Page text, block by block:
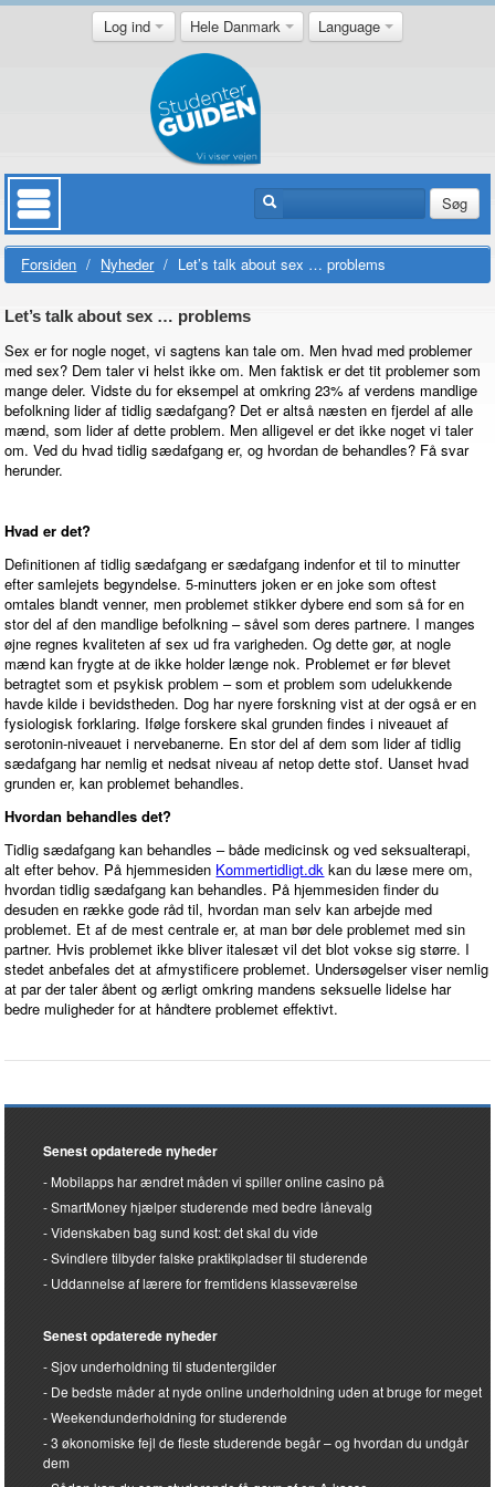
Log ind Hele Danmark Language
Søg
Forsiden / Nyheder / Let’s talk about sex … problems
Let’s talk about sex … problems
Sex er for nogle noget, vi sagtens kan tale om. Men hvad med problemer
med sex? Dem taler vi helst ikke om. Men faktisk er det tit problemer som
mange deler. Vidste du for eksempel at omkring 23% af verdens mandlige
befolkning lider af tidlig sædafgang? Det er altså næsten en fjerdel af alle
mænd, som lider af dette problem. Men alligevel er det ikke noget vi taler
om. Ved du hvad tidlig sædafgang er, og hvordan de behandles? Få svar
herunder.
Hvad er det?
Definitionen af tidlig sædafgang er sædafgang indenfor et til to minutter
efter samlejets begyndelse. 5-minutters joken er en joke som oftest
omtales blandt venner, men problemet stikker dybere end som så for en
stor del af den mandlige befolkning – såvel som deres partnere. I manges
øjne regnes kvaliteten af sex ud fra varigheden. Og dette gør, at nogle
mænd kan frygte at de ikke holder længe nok. Problemet er før blevet
betragtet som et psykisk problem – som et problem som udelukkende
havde kilde i bevidstheden. Dog har nyere forskning vist at der også er en
fysiologisk forklaring. Ifølge forskere skal grunden findes i niveauet af
serotonin-niveauet i nervebanerne. En stor del af dem som lider af tidlig
sædafgang har nemlig et nedsat niveau af netop dette stof. Uanset hvad
grunden er, kan problemet behandles.
Hvordan behandles det?
Tidlig sædafgang kan behandles – både medicinsk og ved seksualterapi,
alt efter behov. På hjemmesiden Kommertidligt.dk kan du læse mere om,
hvordan tidlig sædafgang kan behandles. På hjemmesiden finder du
desuden en række gode råd til, hvordan man selv kan arbejde med
problemet. Et af de mest centrale er, at man bør dele problemet med sin
partner. Hvis problemet ikke bliver italesæt vil det blot vokse sig større. I
stedet anbefales det at afmystificere problemet. Undersøgelser viser nemlig
at par der taler åbent og ærligt omkring mandens seksuelle lidelse har
bedre muligheder for at håndtere problemet effektivt.
Senest opdaterede nyheder
Mobilapps har ændret måden vi spiller online casino på
SmartMoney hjælper studerende med bedre lånevalg
Videnskaben bag sund kost: det skal du vide
Svindlere tilbyder falske praktikpladser til studerende
Uddannelse af lærere for fremtidens klasseværelse
Senest opdaterede nyheder
Sjov underholdning til studentergilder
De bedste måder at nyde online underholdning uden at bruge for meget
Weekendunderholdning for studerende
3 økonomiske fejl de fleste studerende begår – og hvordan du undgår
dem